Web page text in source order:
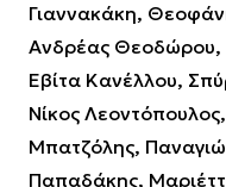
Γιαννακάκη,
Ανδρέας Θεοδώρου,
Εβίτα Κανέλλου,
Νίκος
Μπατζόλης,
Παπαδάκης,